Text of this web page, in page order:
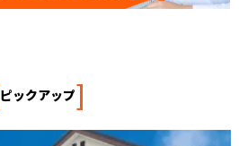
ピックアップ]